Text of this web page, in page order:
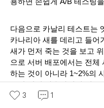
다음으로 카날리 테스트는
카나리아 새를 데리고 들어
새가 먼저 죽는 것을 보고
으로 서버 배포에서는 전체
하는 것이 아니라 1~2%의
으면 전체 사용자에게 배포
~2%의 트래픽만 할당하고
3 1